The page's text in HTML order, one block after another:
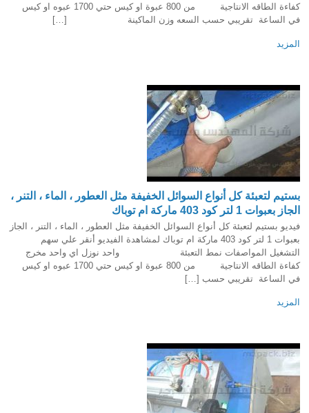
كفاءة الطاقه الانتاجية من 800 عبوة او كيس حتي 1700 عبوه او كيس
في الساعة تقريبي حسب السعه وزن الماكينة […]
المزيد
بستيم لتعبئة كل أنواع السوائل الخفيفة مثل العطور ، الماء ، التنر ،
الجاز بعبوات 1 لتر كود 403 ماركة ام توباك
فيديو بستيم لتعبئة كل أنواع السوائل الخفيفة مثل العطور ، الماء ، التنر ، الجاز
بعبوات 1 لتر كود 403 ماركة ام توباك لمشاهدة الفيديو أنقر علي سهم
التشغيل المواصفات نمط التعبئة واحد نوزل اي واحد مخرج
كفاءة الطاقه الانتاجية من 800 عبوة او كيس حتي 1700 عبوه او كيس
في الساعة تقريبي حسب […]
المزيد